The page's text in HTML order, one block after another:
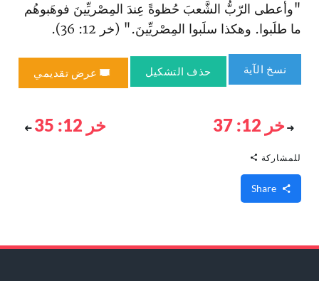
"وأعطى الرّبُّ الشَّعبَ حُظوةً عِندَ المِصْريِّينَ فوهَبوهُم
ما طلَبوا. وهكذا سلَبوا المِصْريِّينَ‌." (خر 12: 36).
نسخ الآية حذف التشكيل عرض تقديمي
خر 12: 37 خر 12: 35
للمشاركة